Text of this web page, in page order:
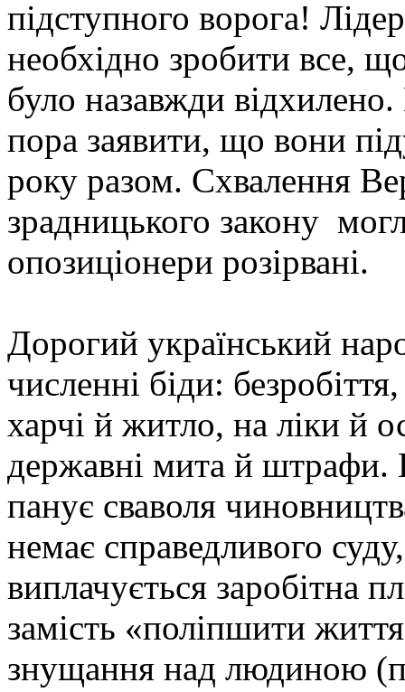
підступного ворога!
необхідно зробити все,
було назавжди
пора заявити, що вони
року разом. Схвалення
зрадницького закону
опозиціонери розірвані.
Дорогий український
численні біди:
харчі й житло, на ліки й
державні мита й штрафи.
панує сваволя
немає справедливого
виплачується заробітна
замість «поліпшити
знущання над людиною